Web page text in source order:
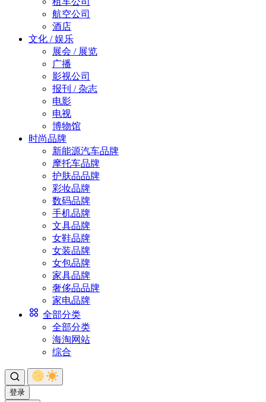
航空公司
酒店
文化 / 娱乐
展会 / 展览
广播
影视公司
报刊 / 杂志
电影
电视
博物馆
时尚品牌
新能源汽车品牌
摩托车品牌
护肤品品牌
彩妆品牌
数码品牌
手机品牌
文具品牌
女鞋品牌
女装品牌
女包品牌
家具品牌
奢侈品品牌
家电品牌
全部分类
全部分类
海淘网站
综合
登录